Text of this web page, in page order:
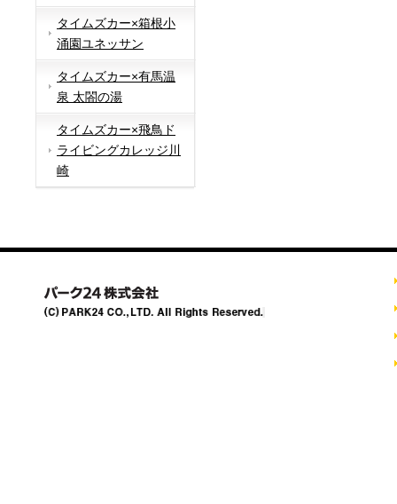
タイムズカー×箱根小
涌園ユネッサン
タイムズカー×有馬温
泉 太閤の湯
タイムズカー×飛鳥ド
ライビングカレッジ川
崎